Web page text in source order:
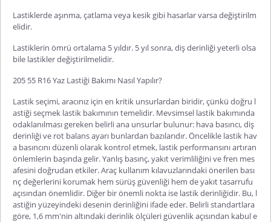
Lastiklerde aşınma, çatlama veya kesik gibi hasarlar varsa değiştirilm
elidir.
Lastiklerin ömrü ortalama 5 yıldır. 5 yıl sonra, diş derinliği yeterli olsa
bile lastikler değiştirilmelidir.
205 55 R16 Yaz Lastiği Bakımı Nasıl Yapılır?
Lastik seçimi, aracınız için en kritik unsurlardan biridir, çünkü doğru l
astiği seçmek lastik bakımının temelidir. Mevsimsel lastik bakımında
odaklanılması gereken belirli ana unsurlar bulunur: hava basıncı, diş
derinliği ve rot balans ayarı bunlardan bazılarıdır. Öncelikle lastik hav
a basıncını düzenli olarak kontrol etmek, lastik performansını artıran
önlemlerin başında gelir. Yanlış basınç, yakıt verimliliğini ve fren mes
afesini doğrudan etkiler. Araç kullanım kılavuzlarındaki önerilen bası
nç değerlerini korumak hem sürüş güvenliği hem de yakıt tasarrufu
açısından önemlidir. Diğer bir önemli nokta ise lastik derinliğidir. Bu, l
astiğin yüzeyindeki desenin derinliğini ifade eder. Belirli standartlara
göre, 1,6 mm'nin altındaki derinlik ölçüleri güvenlik açısından kabul e